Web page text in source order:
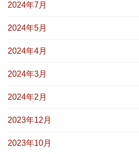
2024年7月
2024年5月
2024年4月
2024年3月
2024年2月
2023年12月
2023年10月